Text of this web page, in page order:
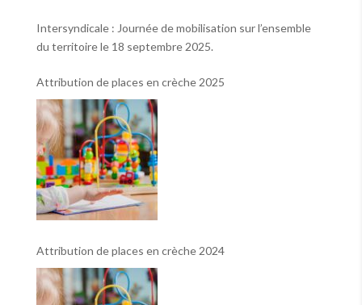
Intersyndicale : Journée de mobilisation sur l’ensemble
du territoire le 18 septembre 2025.
Attribution de places en crèche 2025
Attribution de places en crèche 2024